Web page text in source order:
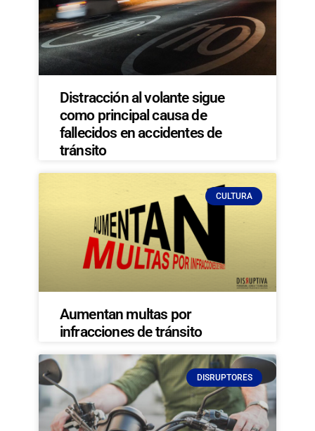
Distracción al volante sigue
como principal causa de
fallecidos en accidentes de
tránsito
CULTURA
Aumentan multas por
infracciones de tránsito
DISRUPTORES